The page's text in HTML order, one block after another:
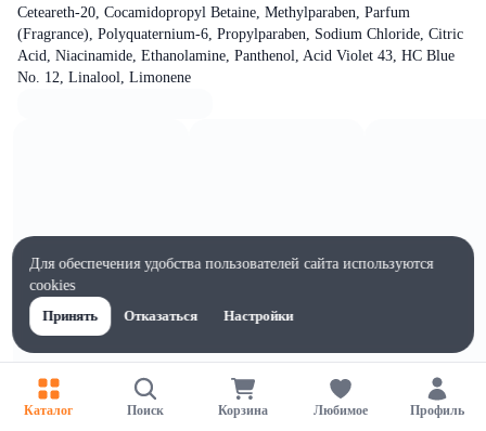
Ceteareth-20, Cocamidopropyl Betaine, Methylparaben, Parfum
(Fragrance), Polyquaternium-6, Propylparaben, Sodium Chloride, Citric
Acid, Niacinamide, Ethanolamine, Panthenol, Acid Violet 43, HC Blue
No. 12, Linalool, Limonene
Каталог Поиск Корзина Любимое Профиль
Для обеспечения удобства пользователей сайта используются
cookies
Принять
Отказаться Настройки